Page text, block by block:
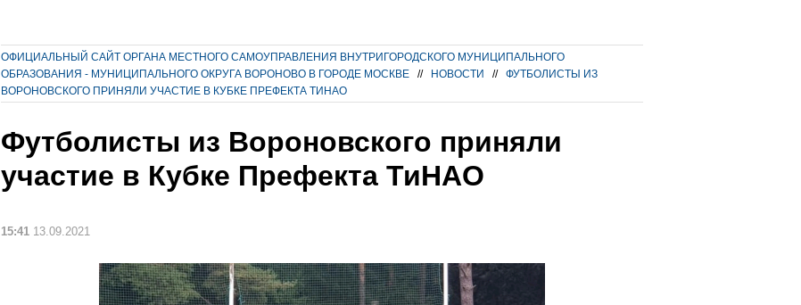
ОФИЦИАЛЬНЫЙ САЙТ ОРГАНА МЕСТНОГО САМОУПРАВЛЕНИЯ ВНУТРИГОРОДСКОГО МУНИЦИПАЛЬНОГО
ОБРАЗОВАНИЯ - МУНИЦИПАЛЬНОГО ОКРУГА ВОРОНОВО В ГОРОДЕ МОСКВЕ
// НОВОСТИ //
ФУТБОЛИСТЫ ИЗ
ВОРОНОВСКОГО ПРИНЯЛИ УЧАСТИЕ В КУБКЕ ПРЕФЕКТА ТИНАО
Футболисты из Вороновского приняли
участие в Кубке Префекта ТиНАО
15:41 13.09.2021